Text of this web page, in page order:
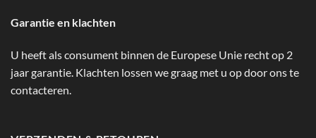
Garantie en klachten
U heeft als consument binnen de Europese Unie recht op 2
jaar garantie. Klachten lossen we graag met u op door ons te
contacteren.